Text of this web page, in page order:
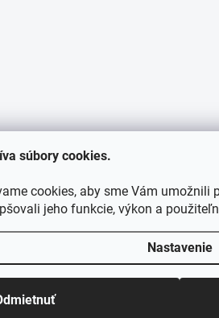
súbory cookies.
cookies, aby sme Vám
jeho funkcie, výkon a
Nastavenie